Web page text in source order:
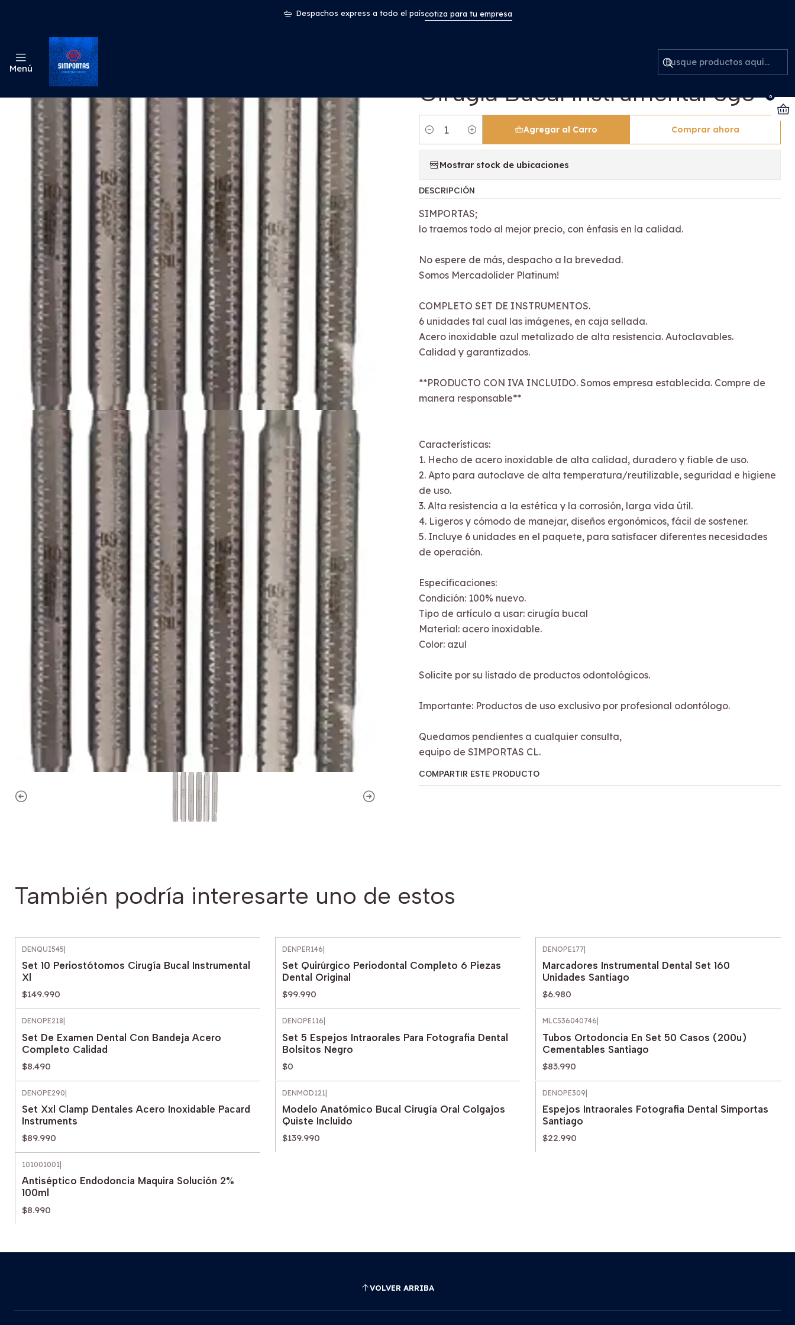
Menú
0
Despachos express a todo el paíscotiza para tu empresa
Odontología Set Periostótomos Odontología Cirugía Bucal Instrumental Sgo
Set Periostótomos Odontología
Cirugía Bucal Instrumental Sgo
Cantidad
Agregar al Carro Comprar ahora
Mostrar stock de ubicaciones
DESCRIPCIÓN
SIMPORTAS;
lo traemos todo al mejor precio, con énfasis en la calidad.
No espere de más, despacho a la brevedad.
Somos Mercadolíder Platinum!
COMPLETO SET DE INSTRUMENTOS.
6 unidades tal cual las imágenes, en caja sellada.
Acero inoxidable azul metalizado de alta resistencia. Autoclavables.
Calidad y garantizados.
**PRODUCTO CON IVA INCLUIDO. Somos empresa establecida. Compre de
manera responsable**
Características:
1. Hecho de acero inoxidable de alta calidad, duradero y fiable de uso.
2. Apto para autoclave de alta temperatura/reutilizable, seguridad e higiene
de uso.
3. Alta resistencia a la estética y la corrosión, larga vida útil.
4. Ligeros y cómodo de manejar, diseños ergonómicos, fácil de sostener.
5. Incluye 6 unidades en el paquete, para satisfacer diferentes necesidades
de operación.
Especificaciones:
Condición: 100% nuevo.
Tipo de artículo a usar: cirugía bucal
Material: acero inoxidable.
Color: azul
Solicite por su listado de productos odontológicos.
Importante: Productos de uso exclusivo por profesional odontólogo.
Quedamos pendientes a cualquier consulta,
equipo de SIMPORTAS CL.
COMPARTIR ESTE PRODUCTO
También podría interesarte uno de estos
DENQUI545
Set 10 Periostótomos Cirugía Bucal Instrumental
Xl
$149.990
DENPER146
Set Quirúrgico Periodontal Completo 6 Piezas
Dental Original
$99.990
DENOPE177|
Marcadores Instrumental Dental Set 160
Unidades Santiago
$6.980
DENOPE218
Set De Examen Dental Con Bandeja Acero
Completo Calidad
$8.490
DENOPE116
Set 5 Espejos Intraorales Para Fotografia Dental
Bolsitos Negro
$0
MLC536040746
Tubos Ortodoncia En Set 50 Casos (200u)
Cementables Santiago
$83.990
DENOPE290
Set Xxl Clamp Dentales Acero Inoxidable Pacard
Instruments
$89.990
DENMOD121
Modelo Anatómico Bucal Cirugía Oral Colgajos
Quiste Incluido
$139.990
DENOPE309
Espejos Intraorales Fotografia Dental Simportas
Santiago
$22.990
101001001
Antiséptico Endodoncia Maquira Solución 2%
100ml
$8.990
VOLVER ARRIBA